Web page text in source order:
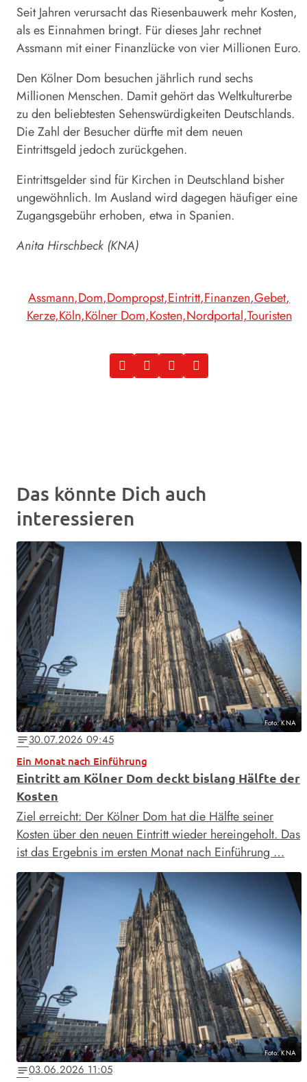
Seit Jahren verursacht das Riesenbauwerk mehr Kosten,
als es Einnahmen bringt. Für dieses Jahr rechnet
Assmann mit einer Finanzlücke von vier Millionen Euro.
Den Kölner Dom besuchen jährlich rund sechs
Millionen Menschen. Damit gehört das Weltkulturerbe
zu den beliebtesten Sehenswürdigkeiten Deutschlands.
Die Zahl der Besucher dürfte mit dem neuen
Eintrittsgeld jedoch zurückgehen.
Eintrittsgelder sind für Kirchen in Deutschland bisher
ungewöhnlich. Im Ausland wird dagegen häufiger eine
Zugangsgebühr erhoben, etwa in Spanien.
Anita Hirschbeck (KNA)
Assmann Dom Dompropst Eintritt Finanzen Gebet
Kerze Köln Kölner Dom Kosten Nordportal Touristen
Das könnte Dich auch
interessieren
Foto: KNA
notes30.07.2026 09:45
Ein Monat nach Einführung
Eintritt am Kölner Dom deckt bislang Hälfte der
Kosten
Ziel erreicht: Der Kölner Dom hat die Hälfte seiner
Kosten über den neuen Eintritt wieder hereingeholt. Das
ist das Ergebnis im ersten Monat nach Einführung …
Foto: KNA
notes03.06.2026 11:05